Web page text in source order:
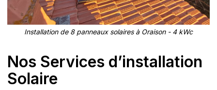
Installation de 8 panneaux solaires à Oraison - 4 kWc
Nos Services d’installation
Solaire